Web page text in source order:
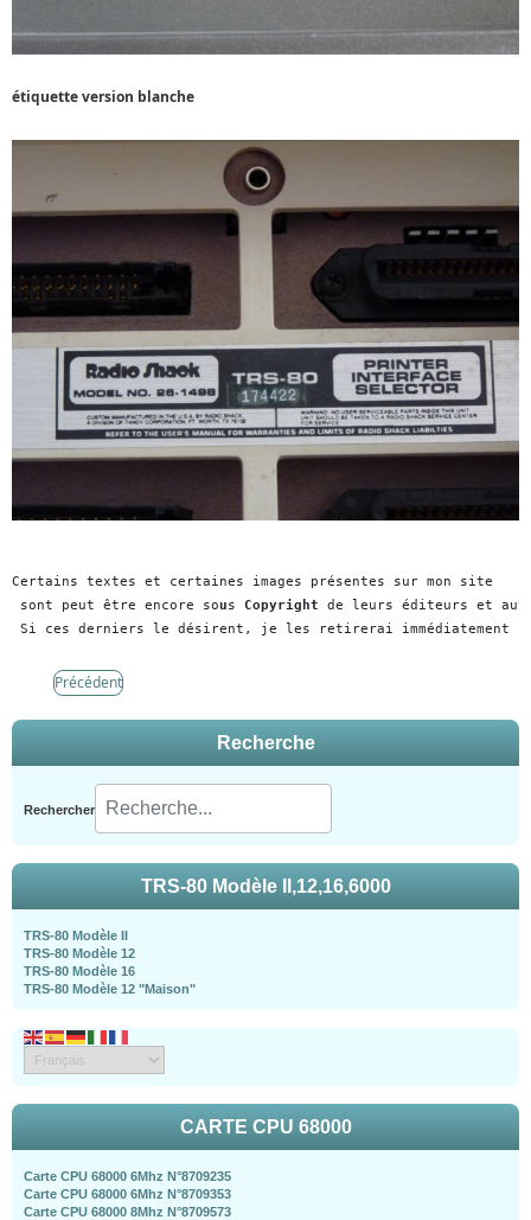
étiquette version blanche
Certains textes et certaines images présentes sur mon site
sont peut être encore sous Copyright de leurs éditeurs et
Si ces derniers le désirent, je les retirerai immédiatement
Précédent
Recherche
Rechercher
TRS-80 Modèle II,12,16,6000
TRS-80 Modèle II
TRS-80 Modèle 12
TRS-80 Modèle 16
TRS-80 Modèle 12 "Maison"
CARTE CPU 68000
Carte CPU 68000 6Mhz N°8709235
Carte CPU 68000 6Mhz N°8709353
Carte CPU 68000 8Mhz N°8709573